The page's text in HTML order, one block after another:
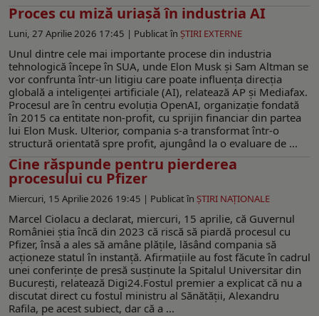
Proces cu miză uriașă în industria AI
Luni, 27 Aprilie 2026 17:45 | Publicat în ŞTIRI EXTERNE
Unul dintre cele mai importante procese din industria
tehnologică începe în SUA, unde Elon Musk și Sam Altman se
vor confrunta într-un litigiu care poate influența direcția
globală a inteligenței artificiale (AI), relatează AP și Mediafax.
Procesul are în centru evoluția OpenAI, organizație fondată
în 2015 ca entitate non-profit, cu sprijin financiar din partea
lui Elon Musk. Ulterior, compania s-a transformat într-o
structură orientată spre profit, ajungând la o evaluare de ...
Cine răspunde pentru pierderea
procesului cu Pfizer
Miercuri, 15 Aprilie 2026 19:45 | Publicat în ŞTIRI NAŢIONALE
Marcel Ciolacu a declarat, miercuri, 15 aprilie, că Guvernul
României știa încă din 2023 că riscă să piardă procesul cu
Pfizer, însă a ales să amâne plățile, lăsând compania să
acționeze statul în instanță. Afirmațiile au fost făcute în cadrul
unei conferințe de presă susținute la Spitalul Universitar din
București, relatează Digi24.Fostul premier a explicat că nu a
discutat direct cu fostul ministru al Sănătății, Alexandru
Rafila, pe acest subiect, dar că a ...